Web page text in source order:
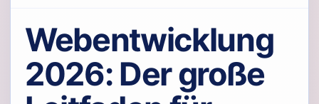
Webentwicklung
2026: Der große